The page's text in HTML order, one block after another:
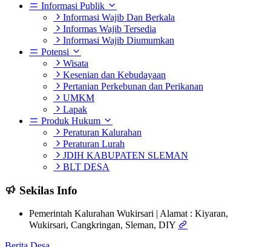
Informasi Publik
Informasi Wajib Dan Berkala
Informas Wajib Tersedia
Informasi Wajib Diumumkan
Potensi
Wisata
Kesenian dan Kebudayaan
Pertanian Perkebunan dan Perikanan
UMKM
Lapak
Produk Hukum
Peraturan Kalurahan
Peraturan Lurah
JDIH KABUPATEN SLEMAN
BLT DESA
Sekilas Info
Pemerintah Kalurahan Wukirsari | Alamat : Kiyaran,
Wukirsari, Cangkringan, Sleman, DIY